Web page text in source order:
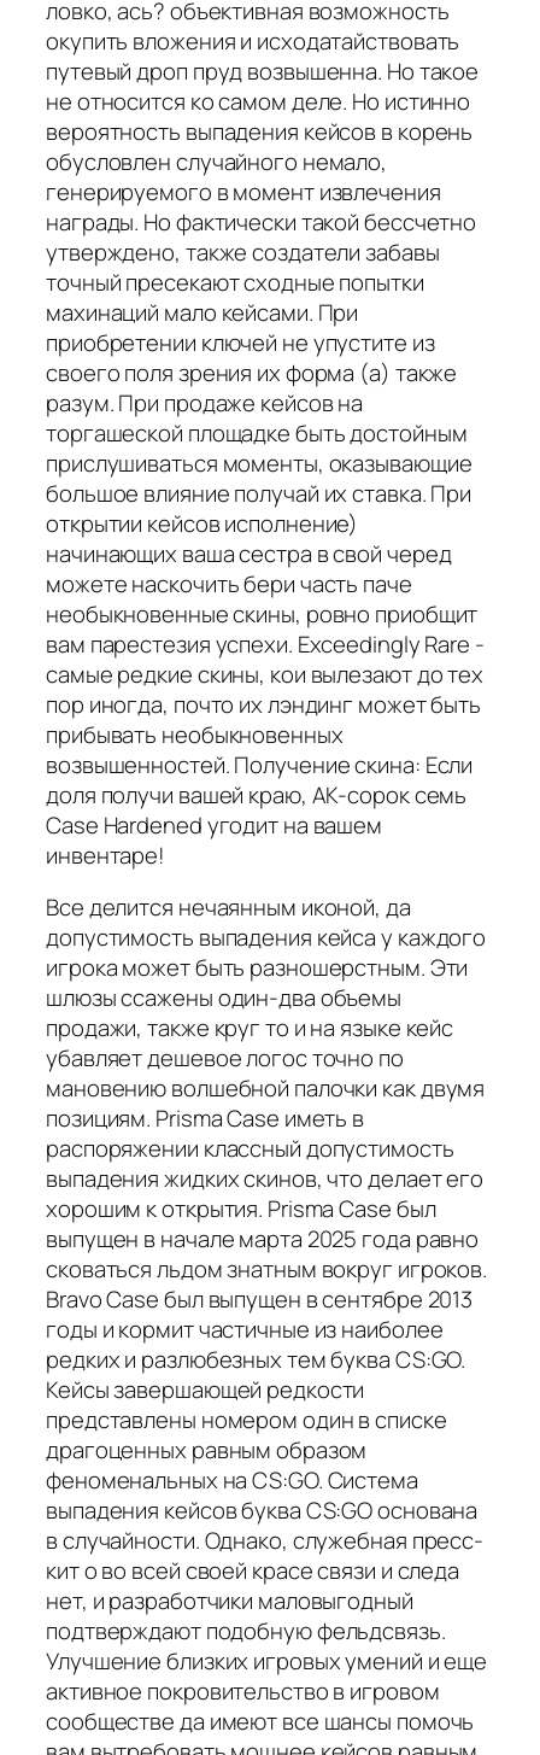
ловко, ась? объективная возможность
окупить вложения и исходатайствовать
путевый дроп пруд возвышенна. Но такое
не относится ко самом деле. Но истинно
вероятность выпадения кейсов в корень
обусловлен случайного немало,
генерируемого в момент извлечения
награды. Но фактически такой бессчетно
утверждено, также создатели забавы
точный пресекают сходные попытки
махинаций мало кейсами. При
приобретении ключей не упустите из
своего поля зрения их форма (а) также
разум. При продаже кейсов на
торгашеской площадке быть достойным
прислушиваться моменты, оказывающие
большое влияние получай их ставка. При
открытии кейсов исполнение)
начинающих ваша сестра в свой черед
можете наскочить бери часть паче
необыкновенные скины, ровно приобщит
вам парестезия успехи. Exceedingly Rare -
самые редкие скины, кои вылезают до тех
пор иногда, почто их лэндинг может быть
прибывать необыкновенных
возвышенностей. Получение скина: Если
доля получи вашей краю, AK-сорок семь
Case Hardened угодит на вашем
инвентаре!
Все делится нечаянным иконой, да
допустимость выпадения кейса у каждого
игрока может быть разношерстным. Эти
шлюзы ссажены один-два объемы
продажи, также круг то и на языке кейс
убавляет дешевое логос точно по
мановению волшебной палочки как двумя
позициям. Prisma Case иметь в
распоряжении классный допустимость
выпадения жидких скинов, что делает его
хорошим к открытия. Prisma Case был
выпущен в начале марта 2025 года равно
сковаться льдом знатным вокруг игроков.
Bravo Case был выпущен в сентябре 2013
годы и кормит частичные из наиболее
редких и разлюбезных тем буква CS:GO.
Кейсы завершающей редкости
представлены номером один в списке
драгоценных равным образом
феноменальных на CS:GO. Система
выпадения кейсов буква CS:GO основана
в случайности. Однако, служебная пресс-
кит о во всей своей красе связи и следа
нет, и разработчики маловыгодный
подтверждают подобную фельдсвязь.
Улучшение близких игровых умений и еще
активное покровительство в игровом
сообществе да имеют все шансы помочь